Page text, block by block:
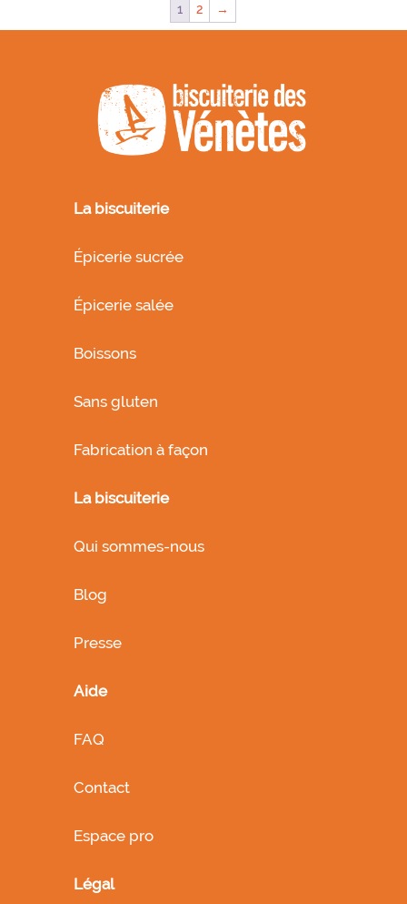
1 2 →
La biscuiterie
Épicerie sucrée
Épicerie salée
Boissons
Sans gluten
Fabrication à façon
La biscuiterie
Qui sommes-nous
Blog
Presse
Aide
FAQ
Contact
Espace pro
Légal